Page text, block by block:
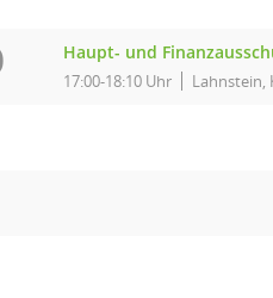
Haupt- und
17:00-18:10 Uhr Lahnstein,